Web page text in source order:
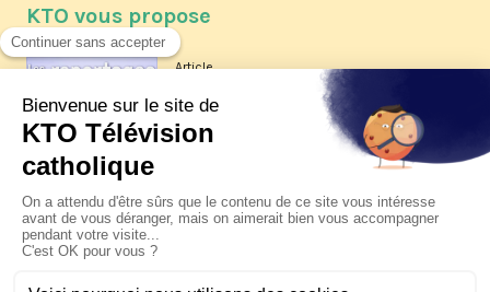
KTO vous propose
Article
Les reportages d'été 2026 de KTO
La visite pastorale du pape Léon
XIV à Assise à suivre sur KTO le
jeudi 6 août